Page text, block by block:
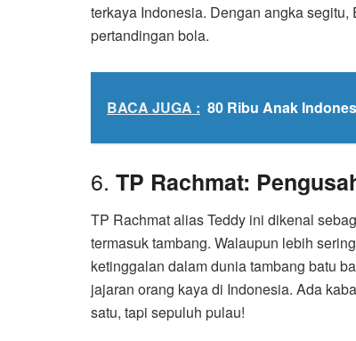
terkaya Indonesia. Dengan angka
pertandingan bola.
BACA JUGA : 80 Ribu Anak
6. TP Rachmat:
TP Rachmat alias Teddy ini dikenal
termasuk tambang. Walaupun lebih
ketinggalan dalam dunia tambang batu
jajaran orang kaya di Indonesia. Ada
satu, tapi sepuluh pulau!